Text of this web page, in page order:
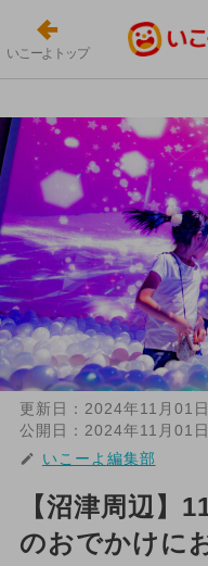
いこーよトップ
更新日： 2024年11月01日
公開日： 2024年11月01日
いこーよ編集部
【沼津周辺】
のおでかけに